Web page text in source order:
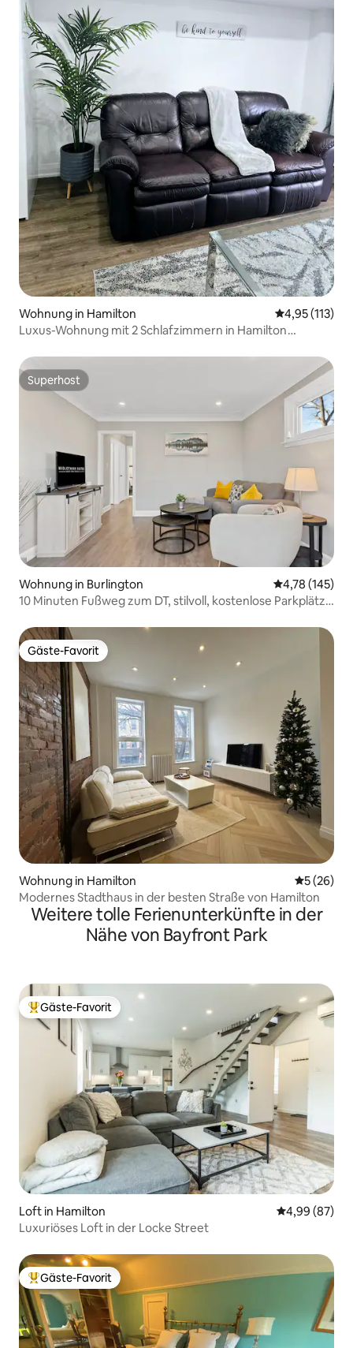
Wohnung in Hamilton
4,95 (113)
Luxus-Wohnung mit 2 Schlafzimmern in Hamilton
Superhost
Superhost
Wohnung in Burlington
4,78 (145)
10 Minuten Fußweg zum DT, stilvoll, kostenlose Parkplätze
Gäste-Favorit
Gäste-Favorit
Wohnung in Hamilton
5 (26)
Modernes Stadthaus in der besten Straße von Hamilton
Weitere tolle Ferienunterkünfte in der
Nähe von Bayfront Park
Beliebter Gäste-Favorit.
Gäste-Favorit
Loft in Hamilton
4,99 (87)
Luxuriöses Loft in der Locke Street
Beliebter Gäste-Favorit.
Gäste-Favorit